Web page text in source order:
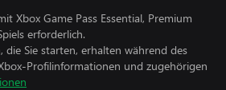
Xbox Game Pass Essential, Premium
erforderlich.
die Sie starten, erhalten während des
Profilinformationen und zugehörigen